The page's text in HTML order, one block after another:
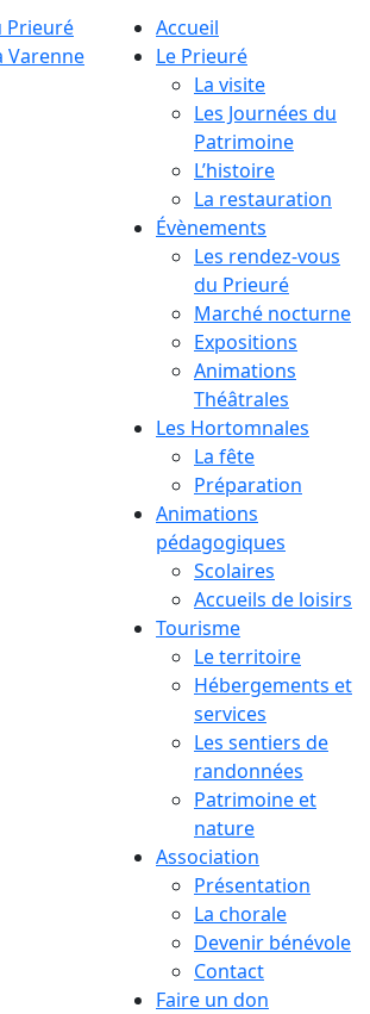
Accueil
Le Prieuré
La visite
Les Journées du
Patrimoine
L’histoire
La restauration
Évènements
Les rendez-vous
du Prieuré
Marché nocturne
Expositions
Animations
Théâtrales
Les Hortomnales
La fête
Préparation
Animations
pédagogiques
Scolaires
Accueils de loisirs
Tourisme
Le territoire
Hébergements et
services
Les sentiers de
randonnées
Patrimoine et
nature
Association
Présentation
La chorale
Devenir bénévole
Contact
Faire un don